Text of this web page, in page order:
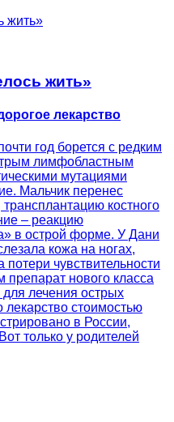
жить»
лекарство
год борется с редким
лимфобластным
мутациями
Мальчик перенес
костного
– реакцию
в острой форме. У Дани
кожа на ногах,
потери чувствительности
нового класса
лечения острых
лекарство стоимостью
в России,
только у родителей